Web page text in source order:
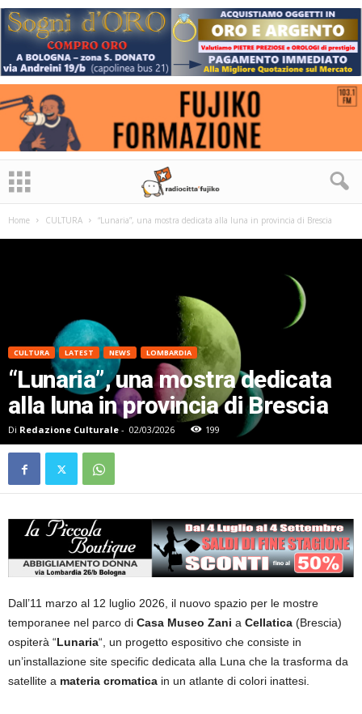
Home CULTURA “Lunaria”, una mostra dedicata alla luna in provincia di Brescia
CULTURA LATEST NEWS LOMBARDIA
“Lunaria”, una mostra dedicata
alla luna in provincia di Brescia
Di Redazione Culturale - 02/03/2026 199
Dall’11 marzo al 12 luglio 2026, il nuovo spazio per le mostre
temporanee nel parco di Casa Museo Zani a Cellatica (Brescia)
ospiterà “Lunaria“, un progetto espositivo che consiste in
un’installazione site specific dedicata alla Luna che la trasforma da
satellite a materia cromatica in un atlante di colori inattesi.